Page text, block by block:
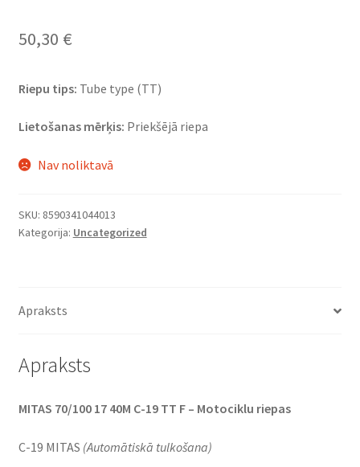
50,30 €
Riepu tips: Tube type (TT)
Lietošanas mērķis: Priekšējā riepa
Nav noliktavā
SKU: 8590341044013
Kategorija: Uncategorized
Apraksts
Apraksts
MITAS 70/100 17 40M C-19 TT F – Motociklu riepas
C-19 MITAS (Automātiskā tulkošana)